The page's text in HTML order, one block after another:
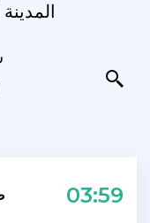
03:59